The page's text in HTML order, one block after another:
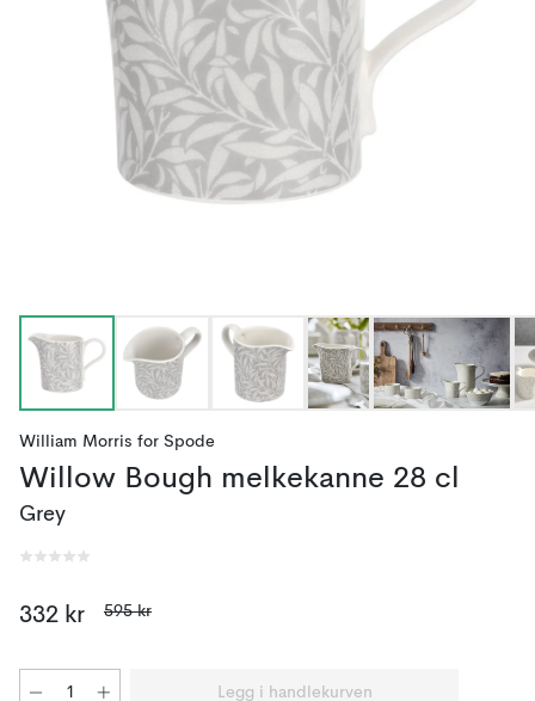
William Morris for Spode
Willow Bough melkekanne 28 cl
Grey
332 kr 595 kr
Legg i handlekurven